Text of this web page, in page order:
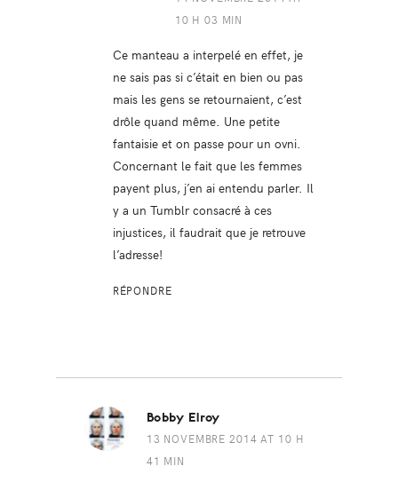
10 H 03 MIN
Ce manteau a interpelé en effet, je
ne sais pas si c’était en bien ou pas
mais les gens se retournaient, c’est
drôle quand même. Une petite
fantaisie et on passe pour un ovni.
Concernant le fait que les femmes
payent plus, j’en ai entendu parler. Il
y a un Tumblr consacré à ces
injustices, il faudrait que je retrouve
l’adresse!
RÉPONDRE
Bobby Elroy
13 NOVEMBRE 2014 AT 10 H
41 MIN